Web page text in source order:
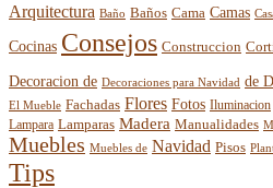
Arquitectura Baño Baños Cama Camas
Cocinas Consejos Construccion
Decoracion de Decoraciones para Navidad de
El Mueble Fachadas Flores Fotos Iluminacion
Lampara Lamparas Madera Manualidades
Muebles Muebles de Navidad Pisos
Tips